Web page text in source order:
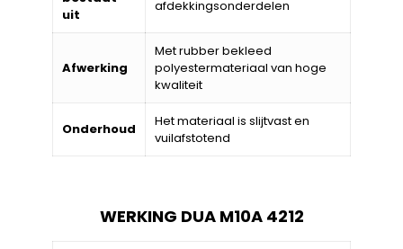
uit
afdekkingsonderdelen
Afwerking
Met rubber bekleed
polyestermateriaal van hoge
kwaliteit
Onderhoud
Het materiaal is slijtvast en
vuilafstotend
WERKING DUA M10A 4212